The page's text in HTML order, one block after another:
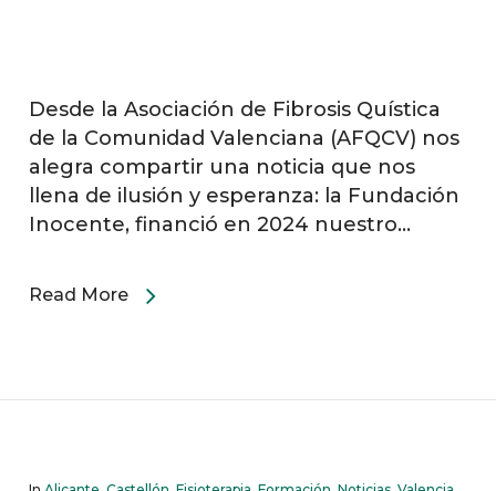
Desde la Asociación de Fibrosis Quística
de la Comunidad Valenciana (AFQCV) nos
alegra compartir una noticia que nos
llena de ilusión y esperanza: la Fundación
Inocente, financió en 2024 nuestro…
Read More